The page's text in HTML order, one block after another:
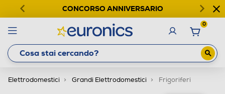
CONCORSO ANNIVERSARIO
0
Elettrodomestici Grandi Elettrodomestici Frigoriferi